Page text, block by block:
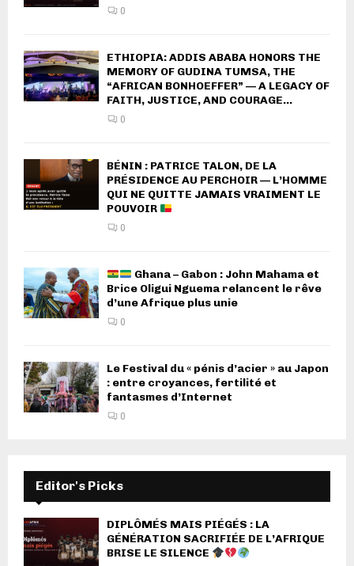
0
ETHIOPIA: ADDIS ABABA HONORS THE
MEMORY OF GUDINA TUMSA, THE
“AFRICAN BONHOEFFER” — A LEGACY OF
FAITH, JUSTICE, AND COURAGE...
0
BÉNIN : PATRICE TALON, DE LA
PRÉSIDENCE AU PERCHOIR — L’HOMME
QUI NE QUITTE JAMAIS VRAIMENT LE
POUVOIR
0
Ghana – Gabon : John Mahama et
Brice Oligui Nguema relancent le rêve
d’une Afrique plus unie
0
Le Festival du « pénis d’acier » au Japon
: entre croyances, fertilité et
fantasmes d’Internet
0
Editor's Picks
DIPLÔMÉS MAIS PIÉGÉS : LA
GÉNÉRATION SACRIFIÉE DE L’AFRIQUE
BRISE LE SILENCE